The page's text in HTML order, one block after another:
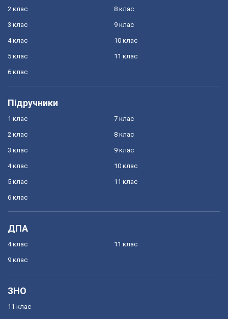
2 клас
3 клас
4 клас
5 клас
6 клас
8 клас
9 клас
10 клас
11 клас
Підручники
1 клас
2 клас
3 клас
4 клас
5 клас
6 клас
7 клас
8 клас
9 клас
10 клас
11 клас
ДПА
4 клас
9 клас
11 клас
ЗНО
11 клас